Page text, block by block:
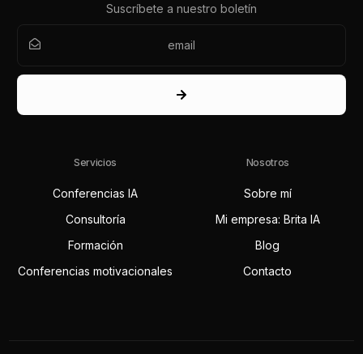
Suscríbete a nuestro boletín
Servicios
Conferencias IA
Consultoría
Formación
Conferencias motivacionales
Nosotros
Sobre mí
Mi empresa: Brita IA
Blog
Contacto